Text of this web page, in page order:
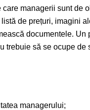
managerii sunt de
de prețuri, imagini
documentele.
trebuie să se ocupe de
managerului;